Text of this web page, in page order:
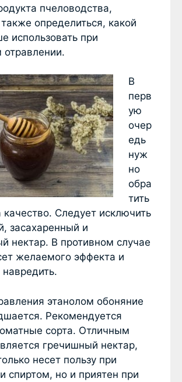
пчеловодства,
определиться, какой
использовать при
отравлении.
В
перв
ую
очер
едь
нуж
но
обра
тить
Следует исключить
засахаренный и
нектар. В противном случае
желаемого эффекта и
этанолом обоняние
Рекомендуется
сорта. Отличным
гречишный нектар,
несет пользу при
спиртом, но и приятен при